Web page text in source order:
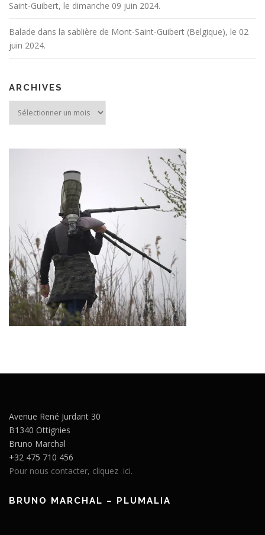
Saint-Guibert, le dimanche 09 juin 2024.
Balade dans la sablière de Mont-Saint-Guibert (Belgique), le 02
juin 2024.
ARCHIVES
Avenue René Jurdant 30
B1340 Ottignies
Bruno Marchal
+32 475 710 456
Pour nous contacter, cliquez ici.
BRUNO MARCHAL – PLUMALIA